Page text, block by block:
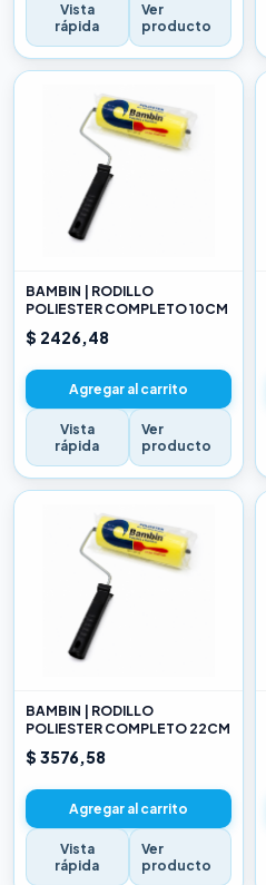
Vista
rápida
Ver
producto
BAMBIN | RODILLO
POLIESTER COMPLETO 10CM
$ 2426,48
Agregar al carrito
Vista
rápida
Ver
producto
BAMBIN | RODILLO
POLIESTER COMPLETO 22CM
$ 3576,58
Agregar al carrito
Vista
rápida
Ver
producto